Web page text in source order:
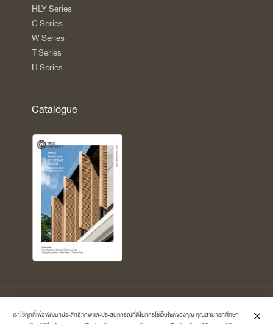
HLY Series
C Series
W Series
T Series
H Series
Catalogue
Copyright © 2026 Treeconcept byPolymer-Master Co.,Ltd.
All Rights
Reserved.
เราใช้คุกกี้เพื่อพัฒนาประสิทธิภาพ และประสบการณ์ที่ดีในการใช้เว็บไซต์ของคุณ คุณสามารถศึกษา